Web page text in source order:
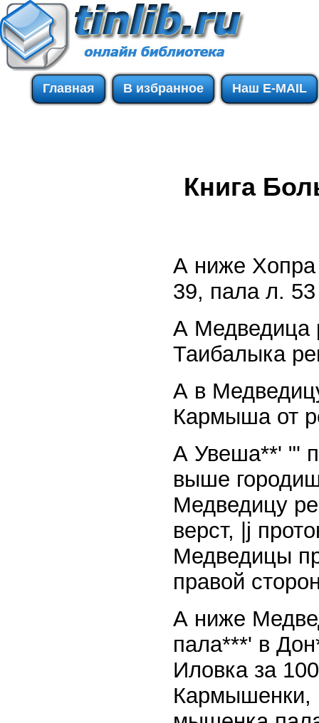
Главная В избранное Наш E-MAIL
Книга
А ниже Хопра
39, пала л.
А Медведица
Таибалыка
А в
Кармыша от
А Увеша**' "'
выше
Медведицу
верст, |j
Медведицы
правой
А ниже
пала***' в
Иловка за
Кармышенки,